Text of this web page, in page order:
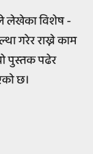
लेखेका विशेष -
गरेर राख्ने काम
पुस्तक पढेर
छ।